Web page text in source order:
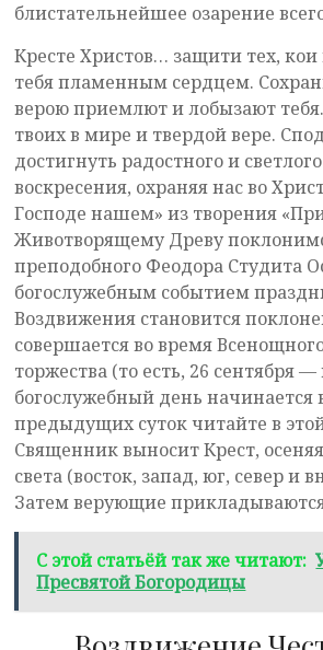
блистательнейшее озарение
Кресте Христов… защити тех,
тебя пламенным сердцем.
верою приемлют и лобызают
твоих в мире и твердой вере.
достигнуть радостного и
воскресения, охраняя нас во
Господе нашем» из творения
Животворящему Древу
преподобного Феодора Студита
богослужебным событием
Воздвижения становится
совершается во время
торжества (то есть, 26 сентября
богослужебный день начинается
предыдущих суток читайте в
Священник выносит Крест,
света (восток, запад, юг, север и
Затем верующие
С этой статьёй так же читают:
Пресвятой Богородицы